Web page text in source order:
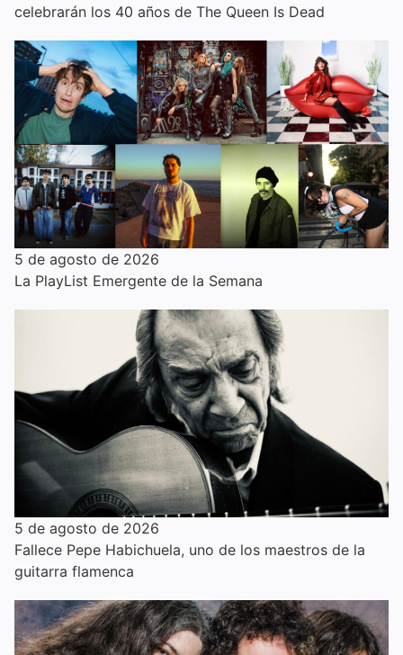
celebrarán los 40 años de The Queen Is Dead
5 de agosto de 2026
La PlayList Emergente de la Semana
5 de agosto de 2026
Fallece Pepe Habichuela, uno de los maestros de la
guitarra flamenca